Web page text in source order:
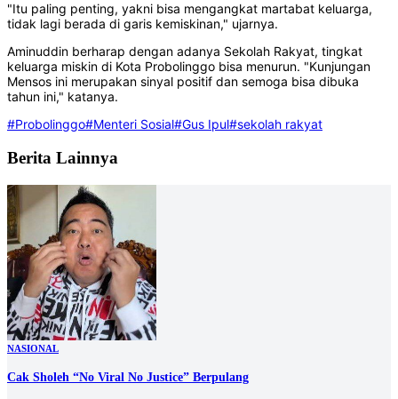
"Itu paling penting, yakni bisa mengangkat martabat keluarga,
tidak lagi berada di garis kemiskinan," ujarnya.
Aminuddin berharap dengan adanya Sekolah Rakyat, tingkat
keluarga miskin di Kota Probolinggo bisa menurun. "Kunjungan
Mensos ini merupakan sinyal positif dan semoga bisa dibuka
tahun ini," katanya.
#Probolinggo#Menteri Sosial#Gus Ipul#sekolah rakyat
Berita Lainnya
NASIONAL
Cak Sholeh “No Viral No Justice” Berpulang